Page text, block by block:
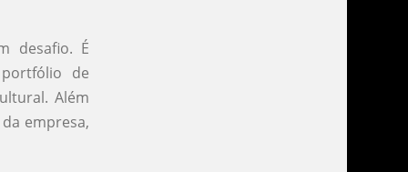
desafio. É
de
Além
empresa,